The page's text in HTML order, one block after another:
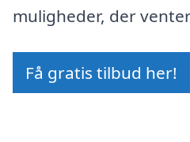
muligheder, der
Få gratis tilbud her!